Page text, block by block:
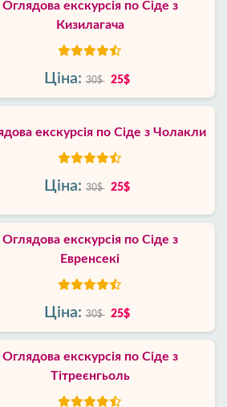
Оглядова екскурсія по Сіде з
Кизилагача
Ціна: 30$ 25$
екскурсія по Сіде з Чолакли
Ціна: 30$ 25$
Оглядова екскурсія по Сіде з
Евренсекі
Ціна: 30$ 25$
Оглядова екскурсія по Сіде з
Тітреєнгьоль